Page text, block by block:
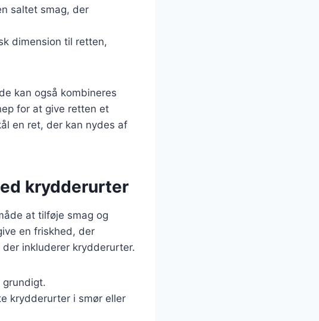
saltet smag, der
dimension til retten,
kan også kombineres
for at give retten et
en ret, der kan nydes af
krydderurter
at tilføje smag og
en friskhed, der
inkluderer krydderurter.
krydderurter i smør eller